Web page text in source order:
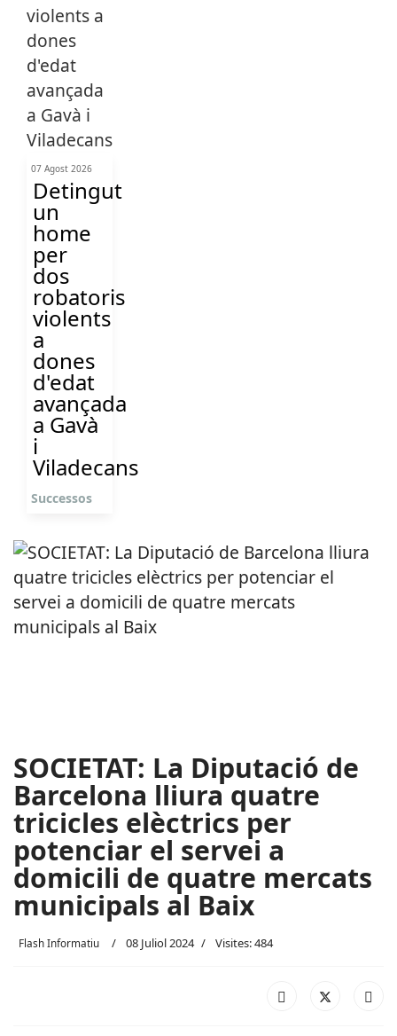
07 Agost 2026
Detingut
un
home
per
dos
robatoris
violents
a
dones
d'edat
avançada
a Gavà
i
Viladecans
Successos
SOCIETAT: La Diputació de
Barcelona lliura quatre
tricicles elèctrics per
potenciar el servei a
domicili de quatre mercats
municipals al Baix
Flash Informatiu 08 Juliol 2024 Visites: 484